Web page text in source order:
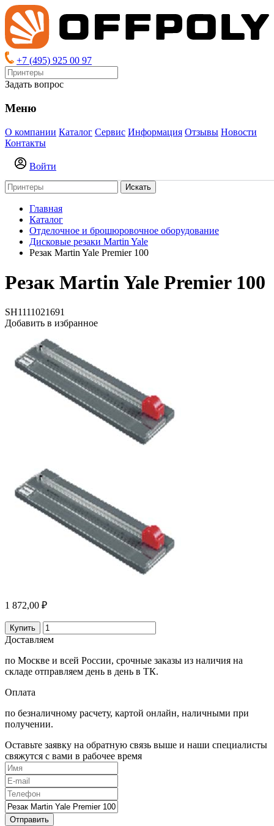
+7 (495) 925 00 97
Задать вопрос
Меню
О компании Каталог Сервис Информация Отзывы Новости
Контакты
Войти
Искать
Главная
Каталог
Отделочное и брошюровочное оборудование
Дисковые резаки Martin Yale
Резак Martin Yale Premier 100
Резак Martin Yale Premier 100
SH1111021691
Добавить в избранное
1 872,00 ₽
Купить
Доставляем
по Москве и всей России, срочные заказы из наличия на
складе отправляем день в день в ТК.
Оплата
по безналичному расчету, картой онлайн, наличными при
получении.
Оставьте заявку на обратную связь выше и наши специалисты
свяжутся с вами в рабочее время
Отправить